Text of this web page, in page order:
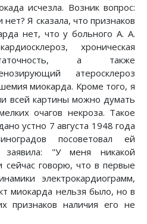
исчезла. Возник вопрос:
Я сказала, что признаков
нет, что у больного А. А.
хроническая
а также
атеросклероз
миокарда. Кроме того, я
всей картины можно думать
очагов некроза. Такое
устно 7 августа 1948 года
посоветовал ей
заявила: "У меня никакой
сейчас говорю, что в первые
электрокардиограмм,
миокарда нельзя было, но в
признаков наличия его не